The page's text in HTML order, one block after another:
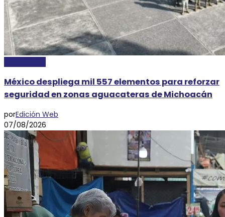
México despliega mil 557 elementos para reforzar
seguridad en zonas aguacateras de Michoacán
porEdición Web
07/08/2026